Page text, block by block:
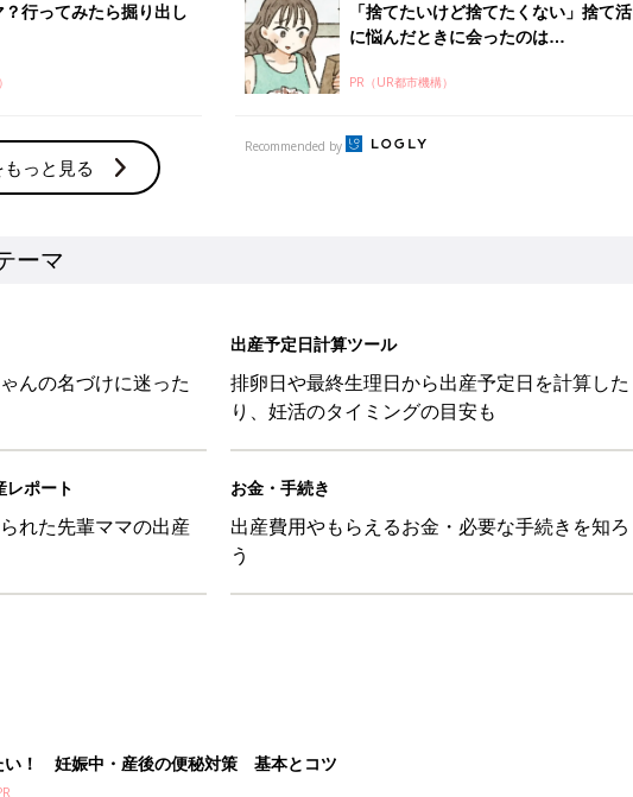
？行ってみたら掘り出し
っと見る
「捨てたいけど捨てたくない」捨て活
に悩んだときに会ったのは…
PR（UR都市機構）
Recommended by
ーマ
んの名づけに迷った
出産予定日計算ツール
排卵日や最終生理日から出産予定日を計算した
り、妊活のタイミングの目安も
レポート
れた先輩ママの出産
お金・手続き
出産費用やもらえるお金・必要な手続きを知ろ
う
い！ 妊娠中・産後の便秘対策 基本とコツ